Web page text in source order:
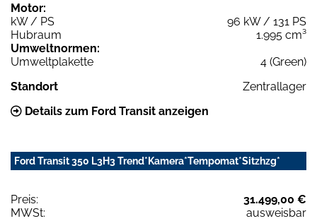
Motor:
kW / PS
96 kW / 131 PS
Hubraum
1.995 cm³
Umweltnormen:
Umweltplakette
4 (Green)
Standort
Zentrallager
Details zum Ford Transit anzeigen
Ford Transit 350 L3H3 Trend*Kamera*Tempomat*Sitzhzg*
Preis:
31.499,00 €
MWSt:
ausweisbar